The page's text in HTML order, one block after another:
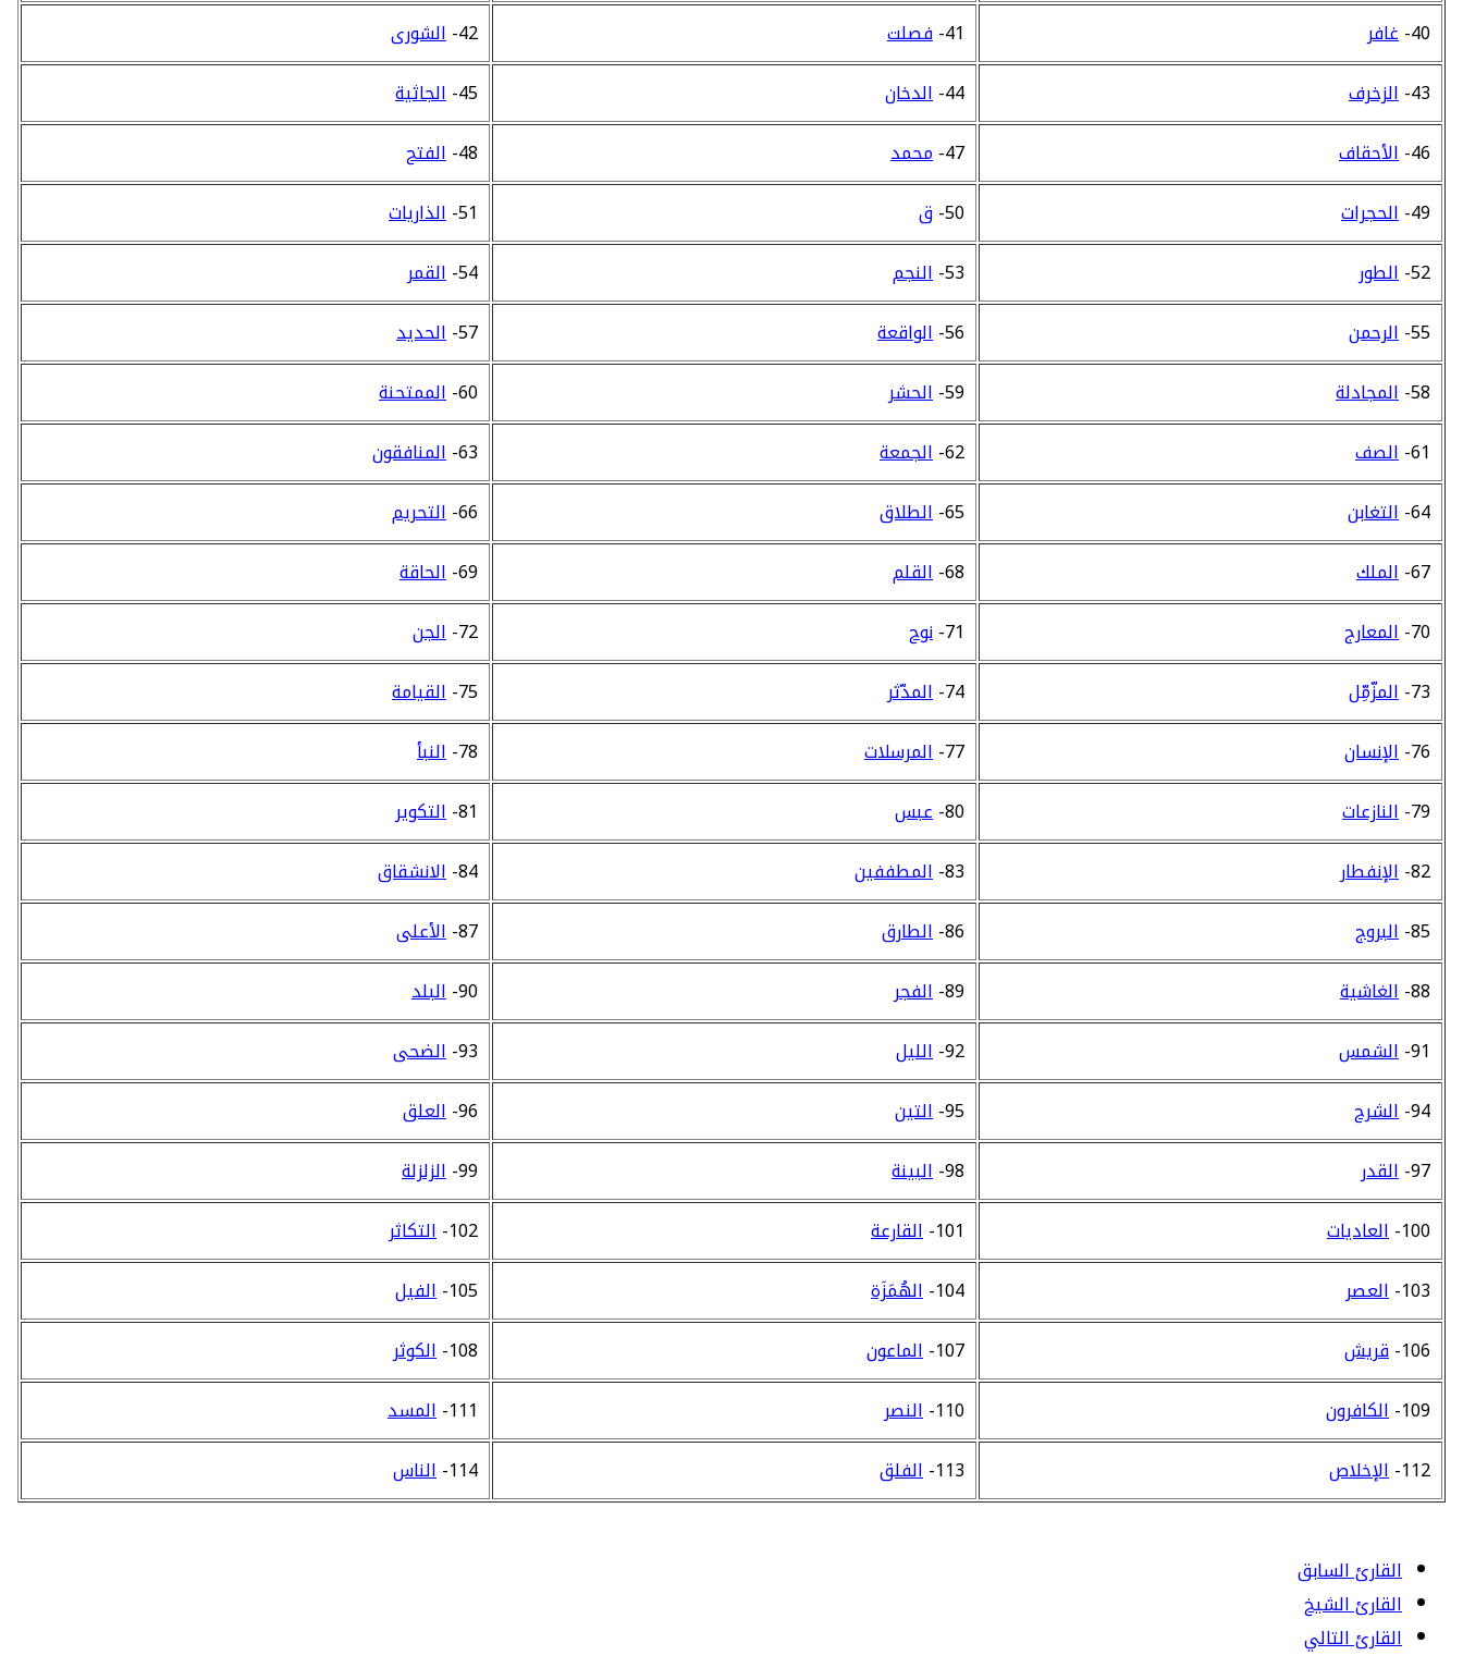
40- غافر 41- فصلت 42- الشورى
43- الزخرف 44- الدخان 45- الجاثية
46- الأحقاف 47- محمد 48- الفتح
49- الحجرات 50- ق 51- الذاريات
52- الطور 53- النجم 54- القمر
55- الرحمن 56- الواقعة 57- الحديد
58- المجادلة 59- الحشر 60- الممتحنة
61- الصف 62- الجمعة 63- المنافقون
64- التغابن 65- الطلاق 66- التحريم
67- الملك 68- القلم 69- الحاقة
70- المعارج 71- نوح 72- الجن
73- المزّمِّل 74- المدّثر 75- القيامة
76- الإنسان 77- المرسلات 78- النبأ
79- النازعات 80- عبس 81- التكوير
82- الإنفطار 83- المطففين 84- الانشقاق
85- البروج 86- الطارق 87- الأعلى
88- الغاشية 89- الفجر 90- البلد
91- الشمس 92- الليل 93- الضحى
94- الشرح 95- التين 96- العلق
97- القدر 98- البينة 99- الزلزلة
100- العاديات 101- القارعة 102- التكاثر
103- العصر 104- الهُمَزَة 105- الفيل
106- قريش 107- الماعون 108- الكوثر
109- الكافرون 110- النصر 111- المسد
112- الإخلاص 113- الفلق 114- الناس
القارئ السابق
القارئ الشيخ
القارئ التالي